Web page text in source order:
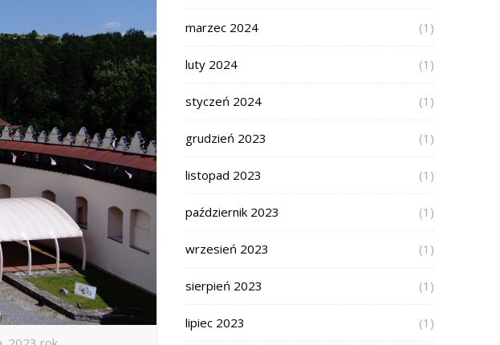
marzec 2024 (1)
luty 2024 (1)
styczeń 2024 (1)
grudzień 2023 (1)
listopad 2023 (1)
październik 2023 (1)
wrzesień 2023 (1)
sierpień 2023 (1)
lipiec 2023 (1)